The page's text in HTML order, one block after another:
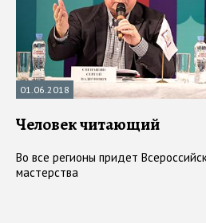
01.06.2018
Человек читающий
Во все регионы придет
мастерства